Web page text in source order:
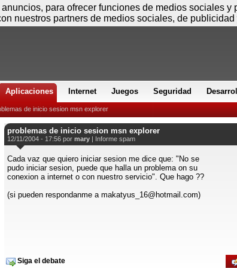
Aplicaciones Internet Juegos Seguridad
de inicio sesion msn explorer
problemas de inicio sesion msn explorer
12/11/2004 - 17:56 por mary | Informe spam
Cada vaz que quiero iniciar sesion me dice que: "No se
pudo iniciar sesion, puede que halla un problema on su
conexion a internet o con nuestro servicio". Que hago ??
(si pueden respondanme a makatyus_16@hotmail.com)
Siga el debate
para ofrecer funciones de medios sociales
nuestros partners de medios sociales, de